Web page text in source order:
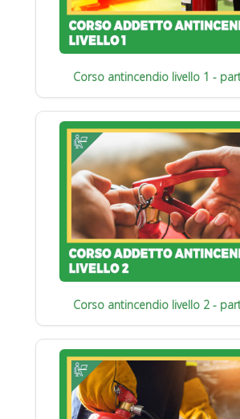
Corso antincendio livello 1 -
Corso antincendio livello 2 -